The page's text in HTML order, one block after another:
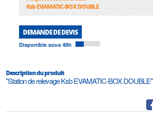
Ksb EVAMATIC-BOX DOUBLE
DEMANDE DE DEVIS
Disponible sous 48h
Description du produit
"Station de relevage Ksb EVAMATIC-BOX DOUBLE"